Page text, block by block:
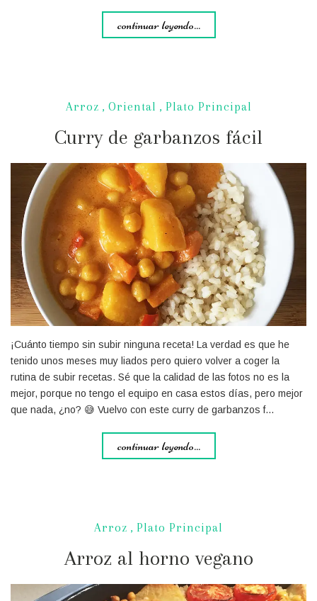
continuar leyendo...
Arroz , Oriental , Plato Principal
Curry de garbanzos fácil
¡Cuánto tiempo sin subir ninguna receta! La verdad es que he
tenido unos meses muy liados pero quiero volver a coger la
rutina de subir recetas. Sé que la calidad de las fotos no es la
mejor, porque no tengo el equipo en casa estos días, pero mejor
que nada, ¿no? 😅 Vuelvo con este curry de garbanzos f…
continuar leyendo...
Arroz , Plato Principal
Arroz al horno vegano